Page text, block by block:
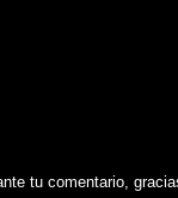
tu comentario,